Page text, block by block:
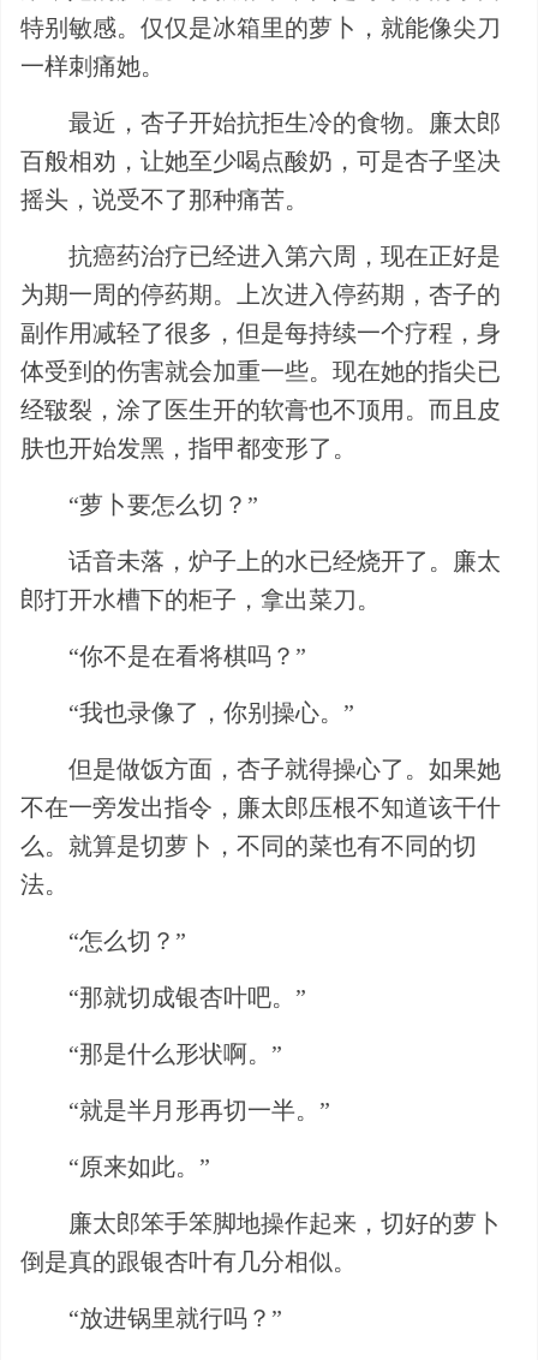
特别敏感。仅仅是冰箱里的萝卜，就能像尖刀
一样刺痛她。
最近，杏子开始抗拒生冷的食物。廉太郎
百般相劝，让她至少喝点酸奶，可是杏子坚决
摇头，说受不了那种痛苦。
抗癌药治疗已经进入第六周，现在正好是
为期一周的停药期。上次进入停药期，杏子的
副作用减轻了很多，但是每持续一个疗程，身
体受到的伤害就会加重一些。现在她的指尖已
经皲裂，涂了医生开的软膏也不顶用。而且皮
肤也开始发黑，指甲都变形了。
“萝卜要怎么切？”
话音未落，炉子上的水已经烧开了。廉太
郎打开水槽下的柜子，拿出菜刀。
“你不是在看将棋吗？”
“我也录像了，你别操心。”
但是做饭方面，杏子就得操心了。如果她
不在一旁发出指令，廉太郎压根不知道该干什
么。就算是切萝卜，不同的菜也有不同的切
法。
“怎么切？”
“那就切成银杏叶吧。”
“那是什么形状啊。”
“就是半月形再切一半。”
“原来如此。”
廉太郎笨手笨脚地操作起来，切好的萝卜
倒是真的跟银杏叶有几分相似。
“放进锅里就行吗？”